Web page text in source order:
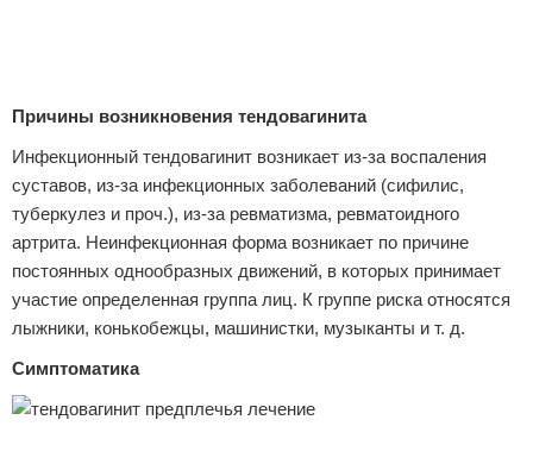
Причины возникновения тендовагинита
Инфекционный тендовагинит возникает из-за воспаления
суставов, из-за инфекционных заболеваний (сифилис,
туберкулез и проч.), из-за ревматизма, ревматоидного
артрита. Неинфекционная форма возникает по причине
постоянных однообразных движений, в которых принимает
участие определенная группа лиц. К группе риска относятся
лыжники, конькобежцы, машинистки, музыканты и т. д.
Симптоматика